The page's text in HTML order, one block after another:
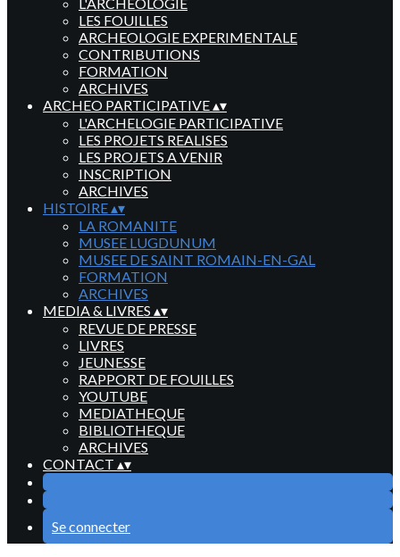
LES FOUILLES
ARCHEOLOGIE EXPERIMENTALE
CONTRIBUTIONS
FORMATION
ARCHIVES
ARCHEO PARTICIPATIVE▴▾
L'ARCHELOGIE PARTICIPATIVE
LES PROJETS REALISES
LES PROJETS A VENIR
INSCRIPTION
ARCHIVES
HISTOIRE▴▾
LA ROMANITE
MUSEE LUGDUNUM
MUSEE DE SAINT ROMAIN-EN-GAL
FORMATION
ARCHIVES
MEDIA & LIVRES ▴▾
REVUE DE PRESSE
LIVRES
JEUNESSE
RAPPORT DE FOUILLES
YOUTUBE
MEDIATHEQUE
BIBLIOTHEQUE
ARCHIVES
CONTACT ▴▾
Se connecter